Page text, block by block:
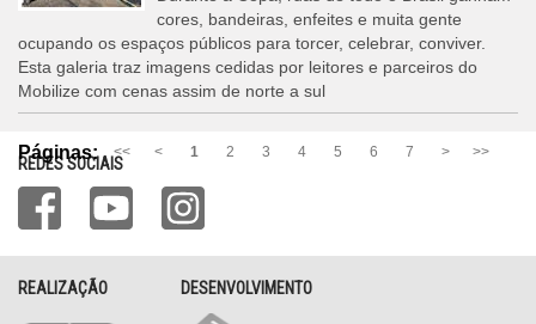
cores, bandeiras, enfeites e muita gente
ocupando os espaços públicos para torcer, celebrar, conviver.
Esta galeria traz imagens cedidas por leitores e parceiros do
Mobilize com cenas assim de norte a sul
Páginas: << < 1 2 3 4 5 6 7 > >>
REDES SOCIAIS
REALIZAÇÃO DESENVOLVIMENTO